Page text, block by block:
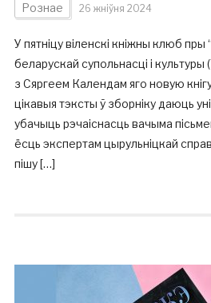
Рознае 26 жніўня 2024
У пятніцу віленскі кніжны клюб пры
беларускай супольнасці і
з Сяргеем Календам яго новую кнігу
цікавыя тэксты ў зборніку даюць
убачыць рэчаіснасць вачыма
ёсць экспертам цырульніцкай
пішу […]